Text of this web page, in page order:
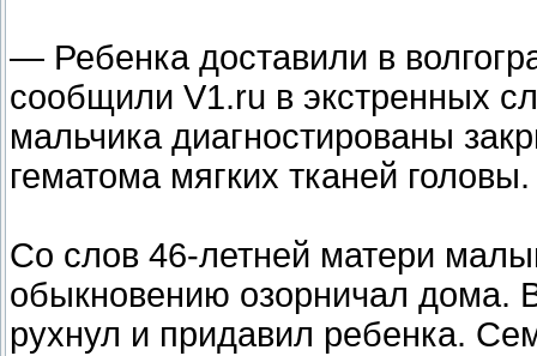
— Ребенка доставили в
сообщили V1.ru в экстренных
мальчика диагностированы
гематома мягких тканей головы.
Со слов 46-летней матери
обыкновению озорничал дома.
рухнул и придавил ребенка.